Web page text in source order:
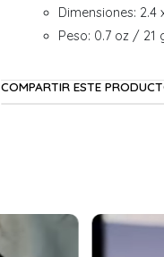
Dimensiones: 2.4
Peso: 0.7 oz / 21
COMPARTIR ESTE